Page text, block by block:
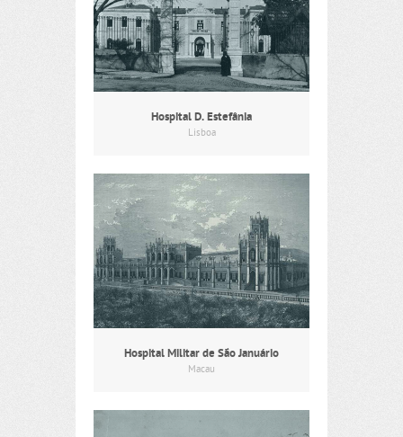
Hospital D. Estefânia
Lisboa
Hospital Militar de São Januário
Macau